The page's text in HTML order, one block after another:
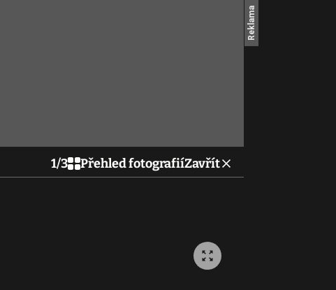
1/3 Přehled fotografiíZavřít